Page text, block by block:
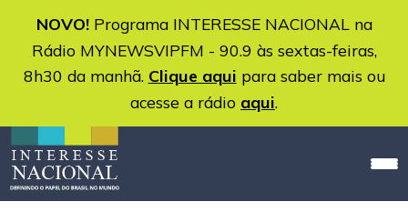
NOVO!Programa INTERESSE NACIONAL na
Rádio MYNEWSVIPFM - 90.9 às sextas-feiras,
8h30 da manhã. Clique aqui para saber mais ou
acesse a rádio aqui.